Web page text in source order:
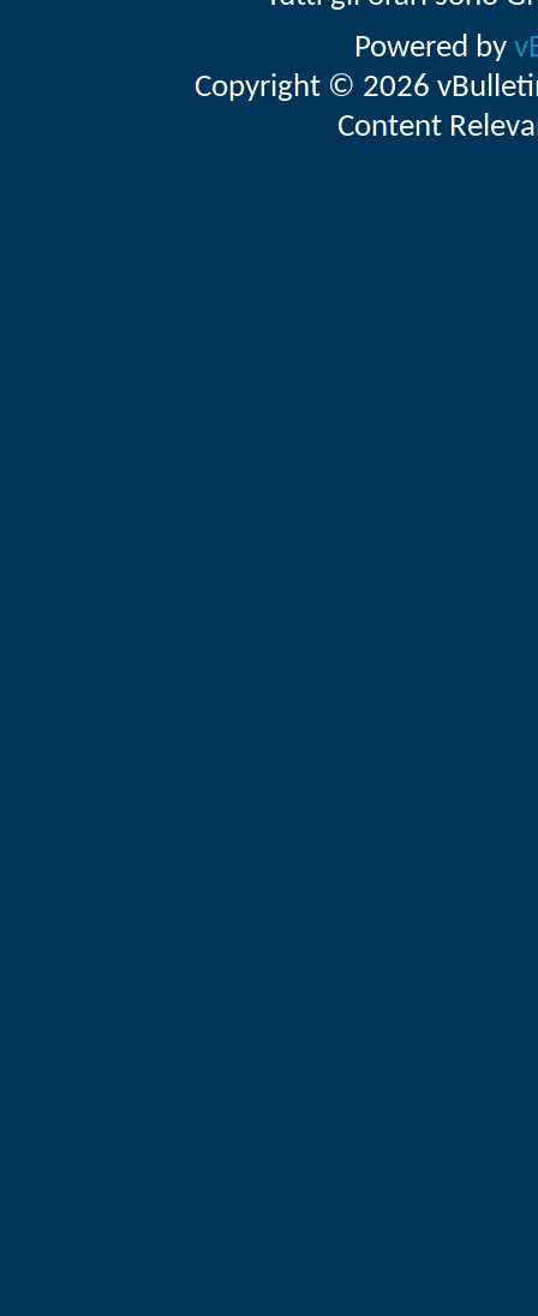
Powered by
Copyright © 2026
Content